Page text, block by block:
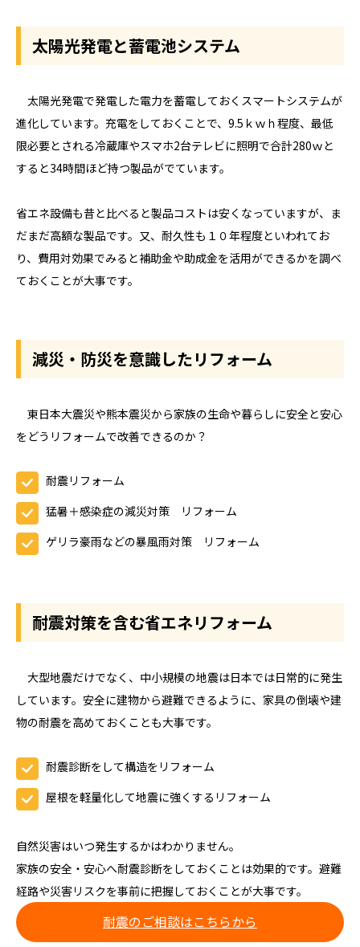
太陽光発電と蓄電池システム
太陽光発電で発電した電力を蓄電しておくスマートシステムが
進化しています。充電をしておくことで、9.5ｋｗｈ程度、最低
限必要とされる冷蔵庫やスマホ2台テレビに照明で合計280ｗと
すると34時間ほど持つ製品がでています。
省エネ設備も昔と比べると製品コストは安くなっていますが、ま
だまだ高額な製品です。又、耐久性も１０年程度といわれてお
り、費用対効果でみると補助金や助成金を活用ができるかを調べ
ておくことが大事です。
減災・防災を意識したリフォーム
東日本大震災や熊本震災から家族の生命や暮らしに安全と安心
をどうリフォームで改善できるのか？
耐震リフォーム
猛暑＋感染症の減災対策 リフォーム
ゲリラ豪雨などの暴風雨対策 リフォーム
耐震対策を含む省エネリフォーム
大型地震だけでなく、中小規模の地震は日本では日常的に発生
しています。安全に建物から避難できるように、家具の倒壊や建
物の耐震を高めておくことも大事です。
耐震診断をして構造をリフォーム
屋根を軽量化して地震に強くするリフォーム
自然災害はいつ発生するかはわかりません。
家族の安全・安心へ耐震診断をしておくことは効果的です。避難
経路や災害リスクを事前に把握しておくことが大事です。
耐震のご相談はこちらから